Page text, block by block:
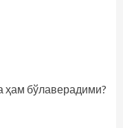
ҳам бўлаверадими?